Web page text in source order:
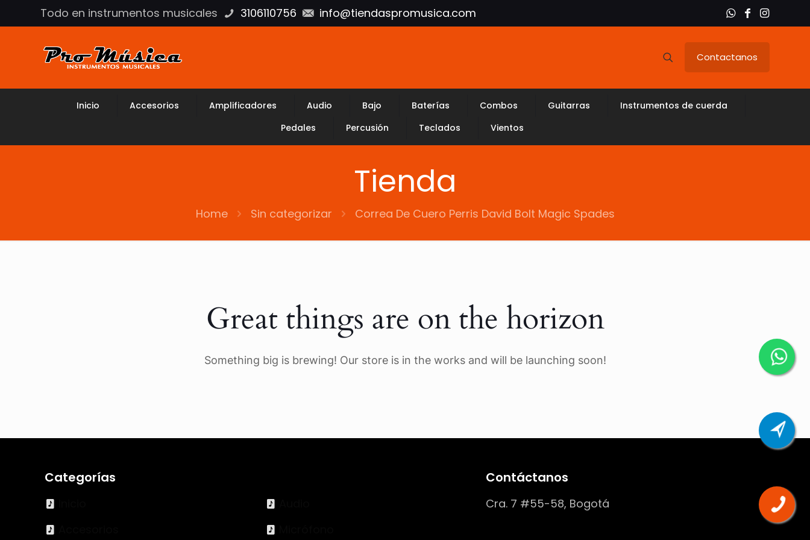
Todo en instrumentos musicales 3106110756 info@tiendaspromusica.com
Contactanos
Inicio Accesorios Amplificadores Audio Bajo Baterías Combos Guitarras
Instrumentos de cuerda
Pedales
Percusión Teclados Vientos
Tienda
Home Sin categorizar Correa De Cuero Perris David Bolt Magic Spades
Great things are on the horizon
Something big is brewing! Our store is in the works and will be launching soon!
Categorías Contáctanos
Cra. 7 #55-58, Bogotá